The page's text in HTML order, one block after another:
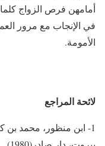
أمامهن فرص الزواج
في الإنجاب مع مرور
الأمومة.
لائحة المراجع